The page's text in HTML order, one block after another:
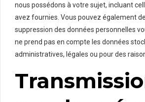
nous possédons à votre sujet, incluant
avez fournies. Vous pouvez également
suppression des données personnelles
ne prend pas en compte les données
administratives, légales ou pour des